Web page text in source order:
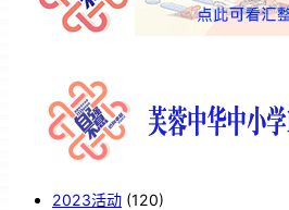
2023活动 (120)